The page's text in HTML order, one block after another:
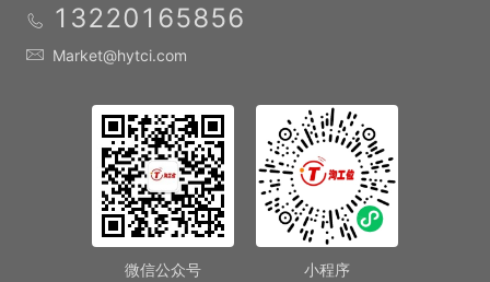
13220165856
Market@hytci.com
微信公众号 小程序